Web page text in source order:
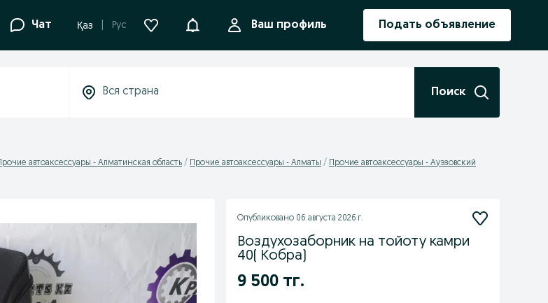
Чат Қаз Рус УведомленияВаш профиль Подать объявление
Поиск
Прочие автоаксессуары - Алматинская область Прочие автоаксессуары - Алматы
Прочие автоаксессуары - Ауэзовский
Опубликовано 06 августа 2026 г.
Воздухозаборник на тойоту камри
40( Кобра)
9 500 тг.